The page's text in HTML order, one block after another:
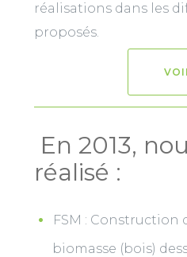
réalisations dans les
proposés.
En 2013,
réalisé :
FSM : Construction
biomasse (bois)